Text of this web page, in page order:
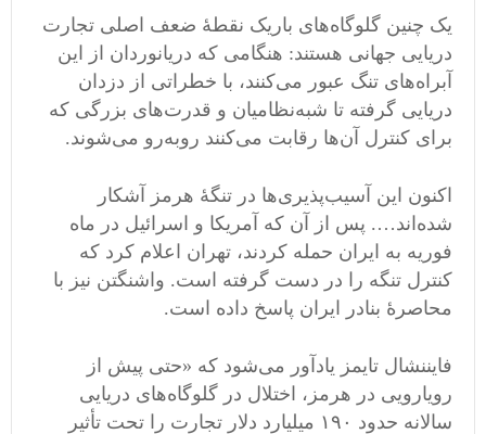
یک چنین گلوگاه‌های باریک نقطه‌ٔ ضعف اصلی تجارت
دریایی جهانی هستند: هنگامی که دریانوردان از این
آبراه‌های تنگ عبور می‌کنند، با خطراتی از دزدان
دریایی گرفته تا شبه‌نظامیان و قدرت‌های بزرگی که
برای کنترل آن‌ها رقابت می‌کنند روبه‌رو می‌شوند.
اکنون این آسیب‌پذیری‌ها در تنگهٔ هرمز آشکار
شده‌اند…. پس از آن که آمریکا و اسرائیل در ماه
فوریه به ایران حمله کردند، تهران اعلام کرد که
کنترل تنگه را در دست گرفته است. واشنگتن نیز با
محاصرهٔ بنادر ایران پاسخ داده است.
فایننشال تایمز یادآور می‌شود که «حتی پیش از
رویارویی در هرمز، اختلال در گلوگاه‌های دریایی
سالانه حدود ۱۹۰ میلیارد دلار تجارت را تحت تأثیر